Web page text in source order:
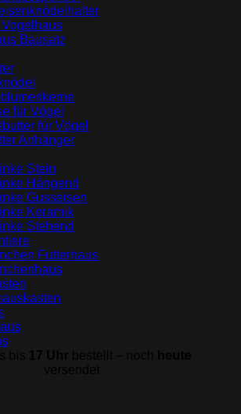
Bausatz
für Vögel
für Vögel
Anhänger
Stein
Hängend
Gusseisen
Keramik
Stehend
Futterhaus